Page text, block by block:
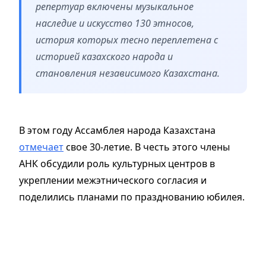
репертуар включены музыкальное
наследие и искусство 130 этносов,
история которых тесно переплетена с
историей казахского народа и
становления независимого Казахстана.
В этом году Ассамблея народа Казахстана
отмечаетсвое 30-летие. В честь этого члены
АНК обсудили роль культурных центров в
укреплении межэтнического согласия и
поделились планами по празднованию юбилея.